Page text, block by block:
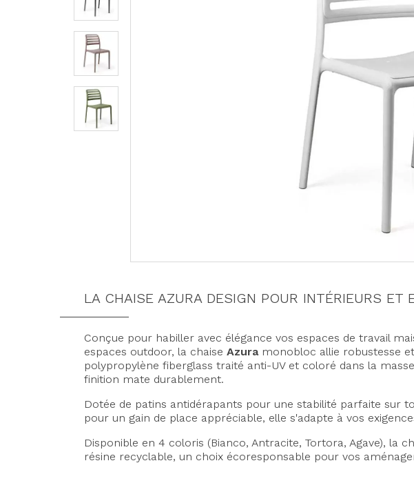
LA CHAISE AZURA DESIGN POUR INTÉRIEURS ET
Conçue pour habiller avec élégance vos espaces de travail
espaces outdoor, la chaise Azuramonobloc allie robustesse
polypropylène fiberglass traité anti-UV et coloré dans la
finition mate durablement.
Dotée de patins antidérapants pour une stabilité parfaite sur
pour un gain de place appréciable, elle s'adapte à vos
Disponible en 4 coloris (Bianco, Antracite, Tortora, Agave), la
résine recyclable, un choix écoresponsable pour vos